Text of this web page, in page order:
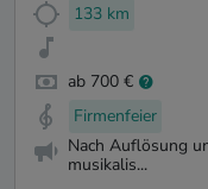
133 km
ab 700 €
Firmenfeier
Nach Auflösung
musikalis...